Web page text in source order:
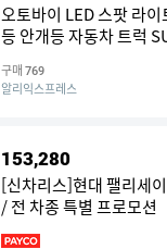
오토바이 LED 스팟 라
등 안개등 자동차 트럭
구매 769
알리익스프레스
153,280
[신차리스]현대 팰리세
/ 전 차종 특별 프로모션